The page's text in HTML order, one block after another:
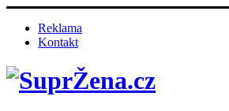
Reklama
Kontakt